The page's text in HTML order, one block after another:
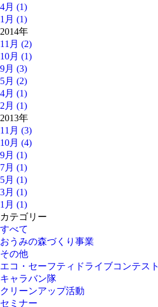
4月 (1)
1月 (1)
2014年
11月 (2)
10月 (1)
9月 (3)
5月 (2)
4月 (1)
2月 (1)
2013年
11月 (3)
10月 (4)
9月 (1)
7月 (1)
5月 (1)
3月 (1)
1月 (1)
カテゴリー
すべて
おうみの森づくり事業
その他
エコ・セーフティドライブコンテスト
キャラバン隊
クリーンアップ活動
セミナー